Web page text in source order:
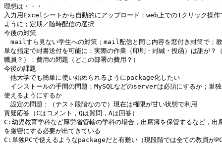
理想は・・・
入力用Excelシートから自動的にアップロード；web上での1クリック操作
ように；定期／随時配信の選択
今後の対策
mailすら見ない学生への対策；mail配信と同じ内容を窓付き封筒で；
単な指定で封書送付を可能に；実際の作業（印刷・封緘・投函）は誰が？
職員？）；費用の問題（どこの部署の費用？）
今後の課題
他大学でも簡単に使い始められるようにpackage化したい
インストールの手間の問題；MySQLなどのserverは必須にするか；単独
使えるようにするか
設定の問題；（テスト段階なので）現在は権限が甘い状態で利用
質疑応答（Cはコメント，Qは質問，Aは回答）
C:幼児教育学科など厚労省管轄の学科の場合，出席簿を保管するなど，出
を厳密にする必要が出てきている
C:単独PCで使えるようなpackageだと有難い（現段階では全ての教員が